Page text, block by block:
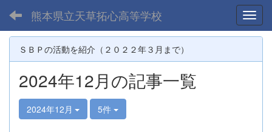
熊本県立天草拓心高等学校
ＳＢＰの活動を紹介（２０２２年３月まで）
2024年12月の記事一覧
2024年12月 5件